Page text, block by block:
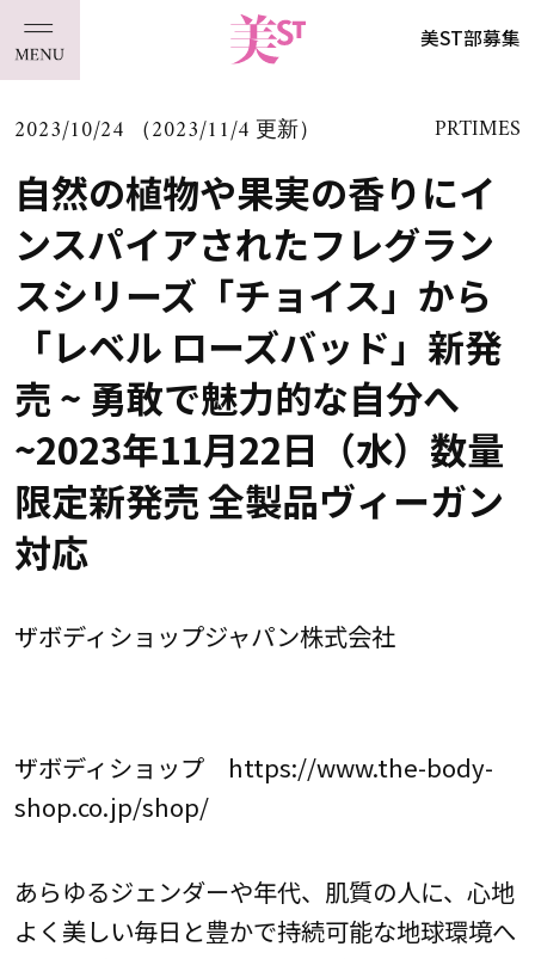
美ST部募集
2023/10/24 （2023/11/4 更新） PRTIMES
自然の植物や果実の香りにイ
ンスパイアされたフレグラン
スシリーズ「チョイス」から
「レベル ローズバッド」新発
売 ~ 勇敢で魅力的な自分へ
~2023年11月22日（水）数量
限定新発売 全製品ヴィーガン
対応
ザボディショップジャパン株式会社
ザボディショップ https://www.the-body-
shop.co.jp/shop/
あらゆるジェンダーや年代、肌質の人に、心地
よく美しい毎日と豊かで持続可能な地球環境へ